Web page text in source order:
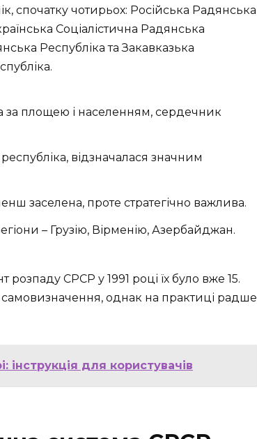
спочатку чотирьох: Російська Радянська
Соціалістична Радянська
Республіка та Закавказька
за площею і населенням, сердечник
відзначалася значним
заселена, проте стратегічно важлива.
– Грузію, Вірменію, Азербайджан.
розпаду СРСР у 1991 році їх було вже 15.
однак на практиці радше
інструкція для користувачів